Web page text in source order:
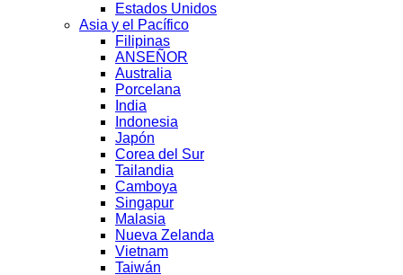
Estados Unidos
Asia y el Pacífico
Filipinas
ANSEÑOR
Australia
Porcelana
India
Indonesia
Japón
Corea del Sur
Tailandia
Camboya
Singapur
Malasia
Nueva Zelanda
Vietnam
Taiwán